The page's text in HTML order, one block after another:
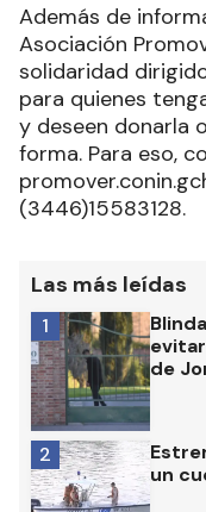
Además de
Asociación
solidaridad
para quienes
y deseen donarla
forma. Para eso,
(3446)15583128.
Las más leídas
de
1
un
2